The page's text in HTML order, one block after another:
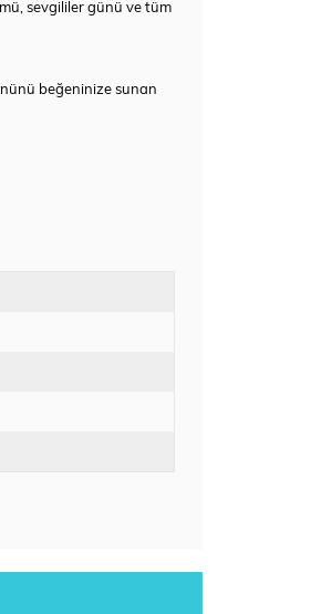
sevgililer günü ve tüm
beğeninize sunan